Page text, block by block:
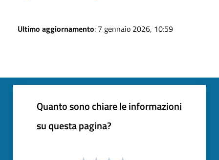
Ultimo aggiornamento: 7 gennaio 2026, 10:59
Quanto sono chiare le informazioni
su questa pagina?